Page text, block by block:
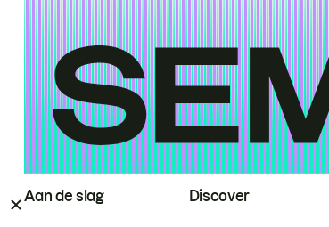
Aan de slag Discover